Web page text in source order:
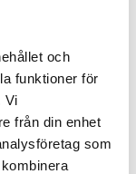
och
funktioner för
Vi
från din enhet
som
”Kommer